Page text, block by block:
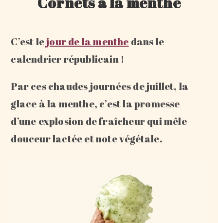
C’est lejour de la menthe dans le
calendrier républicain !
Par ces chaudes journées de juillet, la
glace à la menthe, c’est la promesse
d’une explosion de fraîcheur qui mêle
douceur lactée et note végétale.